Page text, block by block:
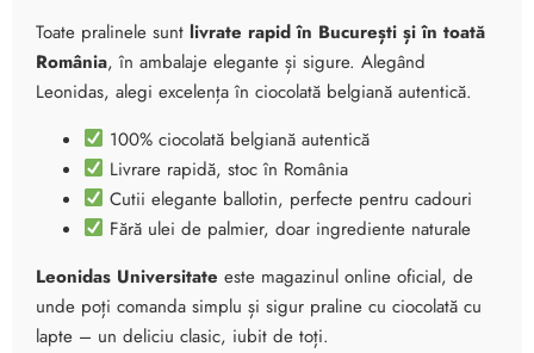
Toate pralinele sunt livrate rapid în București și în toată
România, în ambalaje elegante și sigure. Alegând
Leonidas, alegi excelența în ciocolată belgiană autentică.
100% ciocolată belgiană autentică
Livrare rapidă, stoc în România
Cutii elegante ballotin, perfecte pentru cadouri
Fără ulei de palmier, doar ingrediente naturale
Leonidas Universitate este magazinul online oficial, de
unde poți comanda simplu și sigur praline cu ciocolată cu
lapte – un deliciu clasic, iubit de toți.